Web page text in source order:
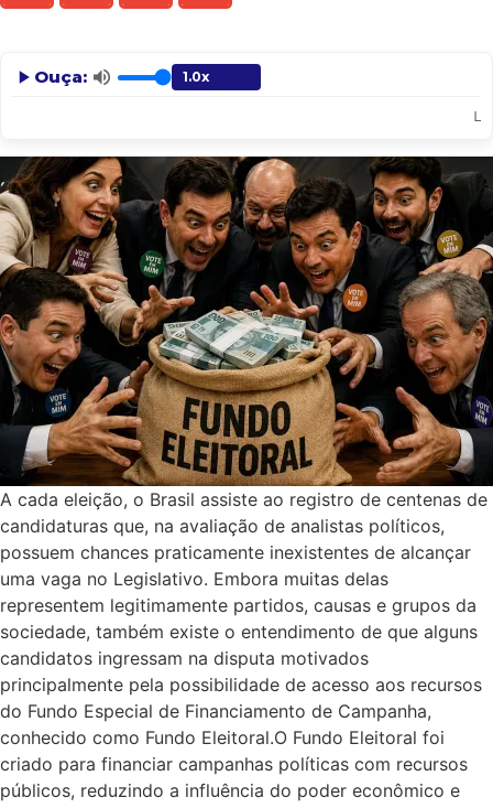
Ouça:
A cada eleição, o Brasil assiste ao registro de centenas de
candidaturas que, na avaliação de analistas políticos,
possuem chances praticamente inexistentes de alcançar
uma vaga no Legislativo. Embora muitas delas
representem legitimamente partidos, causas e grupos da
sociedade, também existe o entendimento de que alguns
candidatos ingressam na disputa motivados
principalmente pela possibilidade de acesso aos recursos
do Fundo Especial de Financiamento de Campanha,
conhecido como Fundo Eleitoral.O Fundo Eleitoral foi
criado para financiar campanhas políticas com recursos
públicos, reduzindo a influência do poder econômico e